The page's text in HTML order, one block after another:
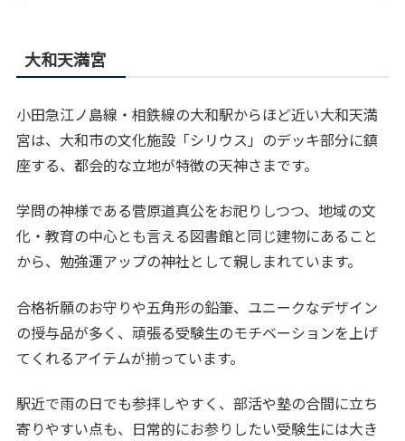
大和天満宮
小田急江ノ島線・相鉄線の大和駅からほど近い大和天満
宮は、大和市の文化施設「シリウス」のデッキ部分に鎮
座する、都会的な立地が特徴の天神さまです。
学問の神様である菅原道真公をお祀りしつつ、地域の文
化・教育の中心とも言える図書館と同じ建物にあること
から、勉強運アップの神社として親しまれています。
合格祈願のお守りや五角形の鉛筆、ユニークなデザイン
の授与品が多く、頑張る受験生のモチベーションを上げ
てくれるアイテムが揃っています。
駅近で雨の日でも参拝しやすく、部活や塾の合間に立ち
寄りやすい点も、日常的にお参りしたい受験生には大き